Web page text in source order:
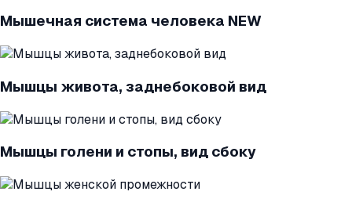
Мышечная система человека NEW
Мышцы живота, заднебоковой вид
Мышцы голени и стопы, вид сбоку